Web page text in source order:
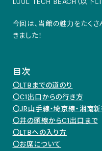
今回は、当館の魅力をたく
きました！
目次
〇LTBまでの道のり
〇C1出口からの行き方
〇JR山手線・埼京線・湘南
〇井の頭線からC1出口まで
〇LTBへの入り方
〇お席について